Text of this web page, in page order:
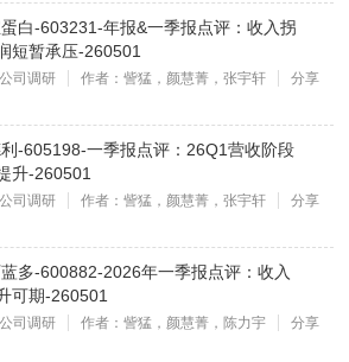
白-603231-年报&一季报点评：收入拐
短暂承压-260501
公司调研 作者：訾猛，颜慧菁，张宇轩
分享
-605198-一季报点评：26Q1营收阶段
升-260501
公司调研 作者：訾猛，颜慧菁，张宇轩
分享
多-600882-2026年一季报点评：收入
可期-260501
公司调研 作者：訾猛，颜慧菁，陈力宇
分享